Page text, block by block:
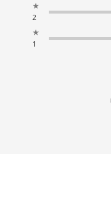
★
2
★
1